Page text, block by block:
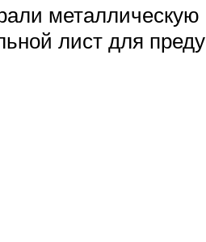
металлическую
лист для